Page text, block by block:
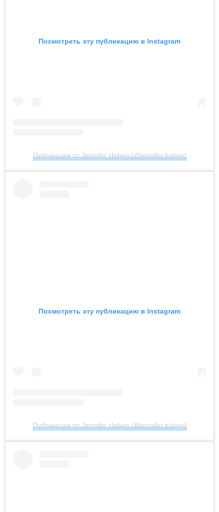
Посмотреть эту публикацию в Instagram
Публикация от Jennifer Haben (@jennifer.haben)
Посмотреть эту публикацию в Instagram
Публикация от Jennifer Haben (@jennifer.haben)